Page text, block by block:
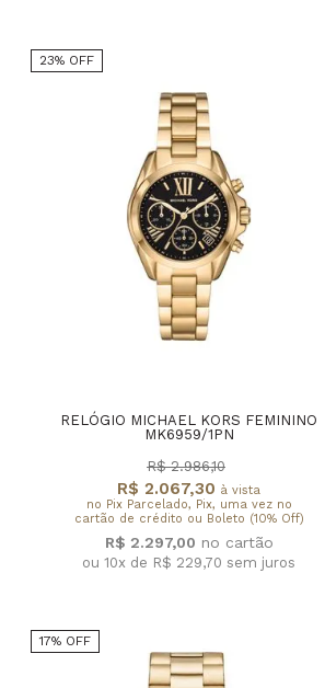
23% OFF
RELÓGIO MICHAEL KORS FEMININO
MK6959/1PN
R$ 2.067,30 à vista
no Pix Parcelado, Pix, uma vez no
cartão de crédito ou Boleto (10% Off)
R$ 2.986,10
R$ 2.297,00
ou 10x de R$ 229,70 sem juros
17% OFF